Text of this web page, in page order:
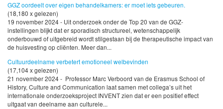
GGZ oordeelt over eigen behandelkamers: er moet iets gebeuren.
(18,180 x gelezen)
19 november 2024 - Uit onderzoek onder de Top 20 van de GGZ-
instellingen blijkt dat er sporadisch structureel, wetenschappelijk
onderbouwd of uitgebreid wordt stilgestaan bij de therapeutische impact van
de huisvesting op cliënten. Meer dan...
Cultuurdeelname verbetert emotioneel welbevinden
(17,104 x gelezen)
21 november 2024 - Professor Marc Verboord van de Erasmus School of
History, Culture and Communication laat samen met collega’s uit het
internationale onderzoeksproject INVENT zien dat er een positief effect
uitgaat van deelname aan culturele...